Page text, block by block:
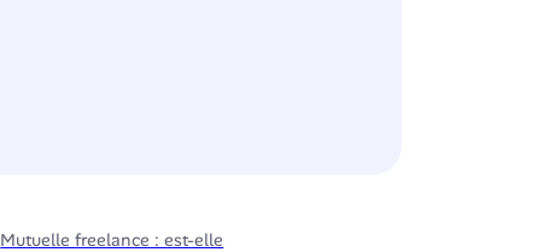
Mutuelle freelance : est-elle